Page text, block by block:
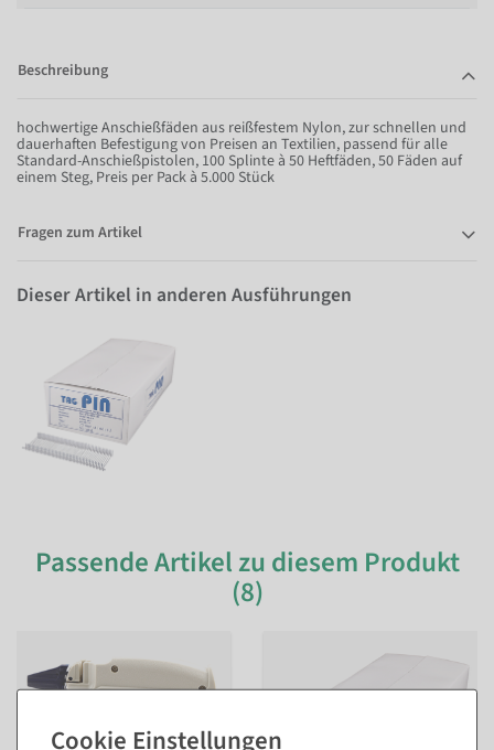
Beschreibung
hochwertige Anschießfäden aus reißfestem Nylon, zur schnellen und
dauerhaften Befestigung von Preisen an Textilien, passend für alle
Standard-Anschießpistolen, 100 Splinte à 50 Heftfäden, 50 Fäden auf
einem Steg, Preis per Pack à 5.000 Stück
Fragen zum Artikel
Dieser Artikel in anderen Ausführungen
Passende Artikel zu diesem Produkt
(8)